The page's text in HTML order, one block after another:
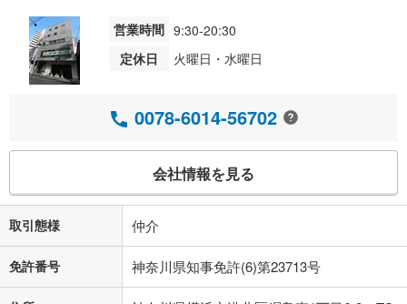
営業時間 9:30-20:30
定休日
火曜日・水曜日
0078-6014-56702
会社情報を見る
取引態様 仲介
免許番号 神奈川県知事免許(6)第23713号